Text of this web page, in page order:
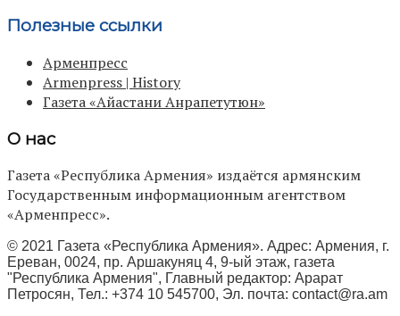
Полезные ссылки
Арменпресс
Armenpress | History
Газета «Айастани Анрапетутюн»
О нас
Газета «Республика Армения» издаётся армянским
Государственным информационным агентством
«Арменпресс».
© 2021 Газета «Республика Армения». Адрес: Армения, г.
Ереван, 0024, пр. Аршакуняц 4, 9-ый этаж, газета
"Республика Армения", Главный редактор: Арарат
Петросян, Тел.: +374 10 545700, Эл. почта: contact@ra.am